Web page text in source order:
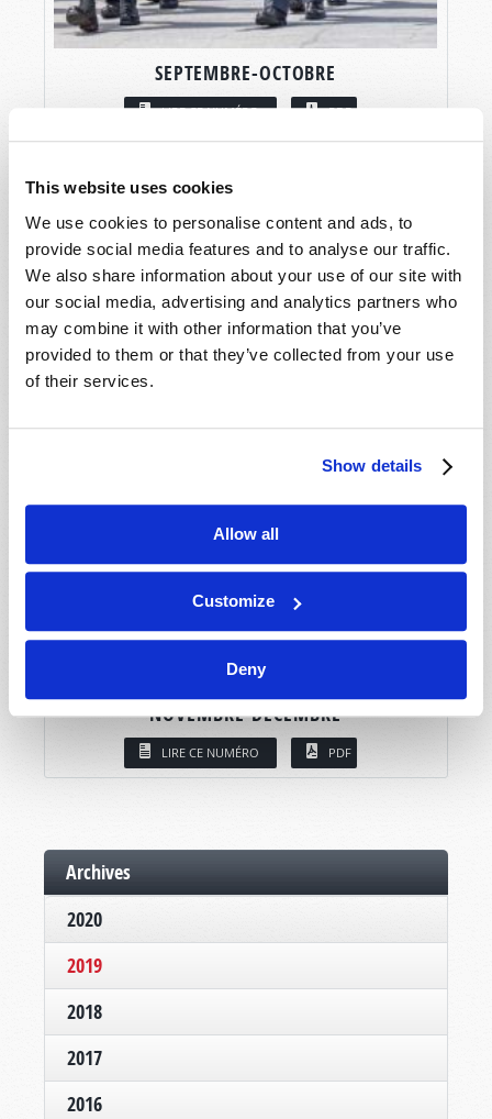
This website uses cookies
We use cookies to personalise content and ads, to
provide social media features and to analyse our traffic.
We also share information about your use of our site with
our social media, advertising and analytics partners who
may combine it with other information that you’ve
provided to them or that they’ve collected from your use
of their services.
Show details
Allow all
Customize
Deny
SEPTEMBRE-OCTOBRE
LIRE CE NUMÉRO PDF
NOVEMBRE-DÉCEMBRE
LIRE CE NUMÉRO PDF
Archives
2020
2019
2018
2017
2016